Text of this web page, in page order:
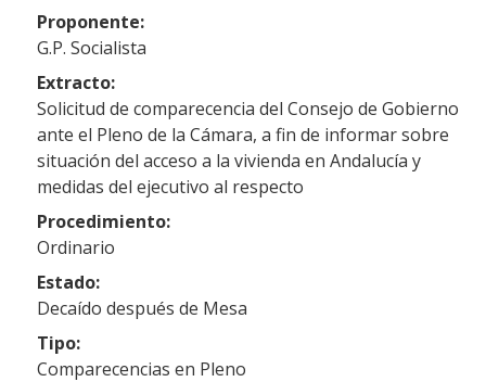
Proponente:
G.P. Socialista
Extracto:
Solicitud de comparecencia del Consejo de Gobierno
ante el Pleno de la Cámara, a fin de informar sobre
situación del acceso a la vivienda en Andalucía y
medidas del ejecutivo al respecto
Procedimiento:
Ordinario
Estado:
Decaído después de Mesa
Tipo:
Comparecencias en Pleno